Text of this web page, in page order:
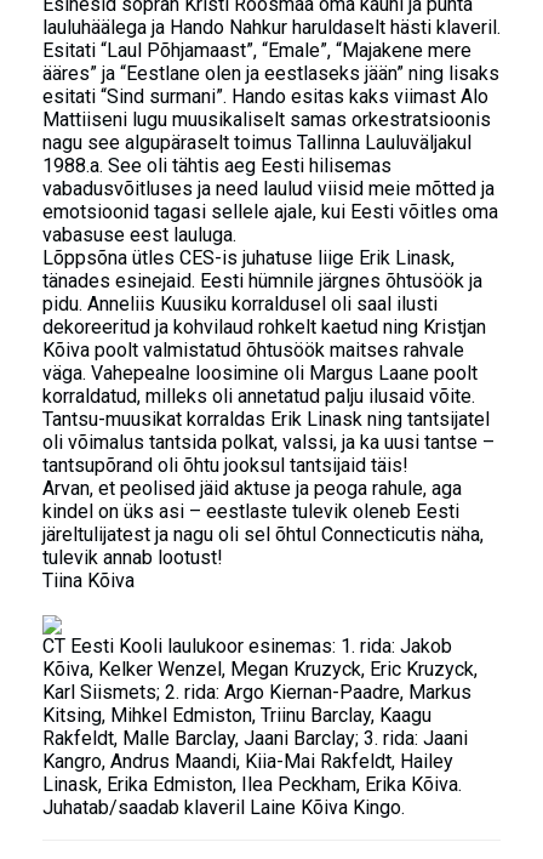
lauluhäälega ja Hando Nahkur haruldaselt hästi klaveril.
Esitati “Laul Põhjamaast”, “Emale”, “Majakene mere
ääres” ja “Eestlane olen ja eestlaseks jään” ning lisaks
esitati “Sind surmani”. Hando esitas kaks viimast Alo
Mattiiseni lugu muusikaliselt samas orkestratsioonis
nagu see algupäraselt toimus Tallinna Lauluväljakul
1988.a. See oli tähtis aeg Eesti hilisemas
vabadusvõitluses ja need laulud viisid meie mõtted ja
emotsioonid tagasi sellele ajale, kui Eesti võitles oma
vabasuse eest lauluga.
Lõppsõna ütles CES-is juhatuse liige Erik Linask,
tänades esinejaid. Eesti hümnile järgnes õhtusöök ja
pidu. Anneliis Kuusiku korraldusel oli saal ilusti
dekoreeritud ja kohvilaud rohkelt kaetud ning Kristjan
Kõiva poolt valmistatud õhtusöök maitses rahvale
väga. Vahepealne loosimine oli Margus Laane poolt
korraldatud, milleks oli annetatud palju ilusaid võite.
Tantsu-muusikat korraldas Erik Linask ning tantsijatel
oli võimalus tantsida polkat, valssi, ja ka uusi tantse –
tantsupõrand oli õhtu jooksul tantsijaid täis!
Arvan, et peolised jäid aktuse ja peoga rahule, aga
kindel on üks asi – eestlaste tulevik oleneb Eesti
järeltulijatest ja nagu oli sel õhtul Connecticutis näha,
tulevik annab lootust!
Tiina Kõiva
CT Eesti Kooli laulukoor esinemas: 1. rida: Jakob
Kõiva, Kelker Wenzel, Megan Kruzyck, Eric Kruzyck,
Karl Siismets; 2. rida: Argo Kiernan-Paadre, Markus
Kitsing, Mihkel Edmiston, Triinu Barclay, Kaagu
Rakfeldt, Malle Barclay, Jaani Barclay; 3. rida: Jaani
Kangro, Andrus Maandi, Kiia-Mai Rakfeldt, Hailey
Linask, Erika Edmiston, Ilea Peckham, Erika Kõiva.
Juhatab/saadab klaveril Laine Kõiva Kingo.